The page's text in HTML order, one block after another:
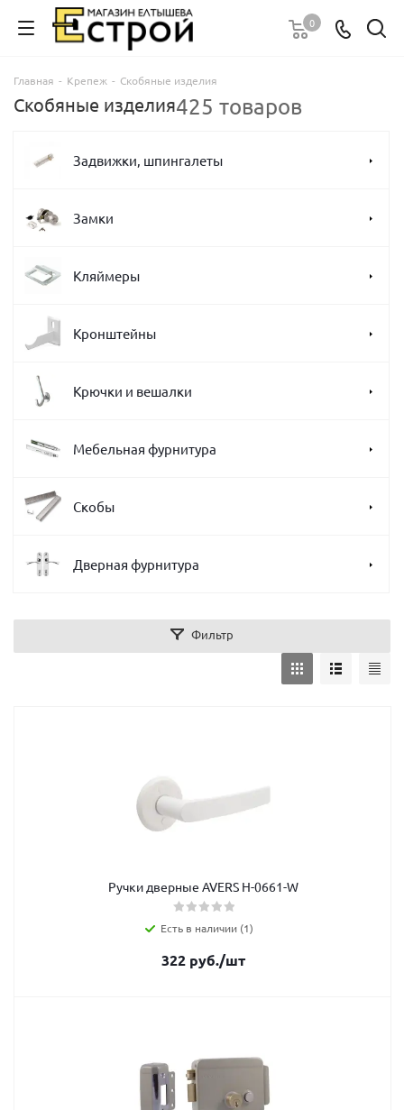
0
Главная - Крепеж - Скобяные изделия
Скобяные изделия425 товаров
Задвижки, шпингалеты
Замки
Кляймеры
Кронштейны
Крючки и вешалки
Мебельная фурнитура
Скобы
Дверная фурнитура
Фильтр
Ручки дверные AVERS Н-0661-W
Есть в наличии (1)
322руб./шт